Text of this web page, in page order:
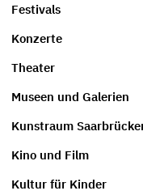
Festivals
Konzerte
Theater
Museen und Galerien
Kunstraum
Kino und Film
Kultur für Kinder